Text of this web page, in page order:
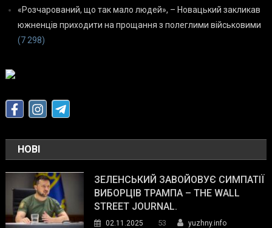
«Розчарований, що так мало людей», – Новацький закликав
южненців приходити на прощання з полеглими військовими
(7 298)
НОВІ
ЗЕЛЕНСЬКИЙ ЗАВОЙОВУЄ СИМПАТІЇ
ВИБОРЦІВ ТРАМПА – THE WALL
STREET JOURNAL.
02.11.2025 53
yuzhny.info